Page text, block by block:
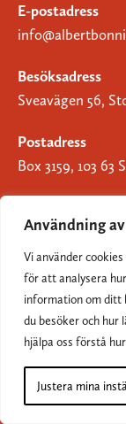
Användning
Vi använder
för att analysera
information om ditt
du besöker och hur
hjälpa oss förstå
Justera mina
E-postadress
Besöksadress
Sveavägen 56,
Postadress
Box 3159, 103 63